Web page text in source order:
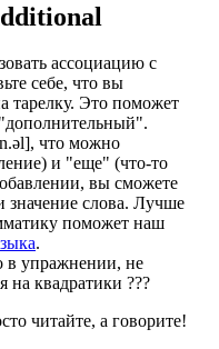
ассоциацию с
себе, что вы
тарелку. Это поможет
что можно
и "еще" (что-то
вы сможете
значение слова. Лучше
поможет наш
.
в упражнении, не
на квадратики ???
читайте, а говорите!